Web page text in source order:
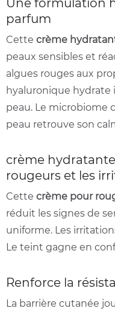
Une formulation
parfum
Cette crème
peaux sensibles et
algues rouges aux
hyaluronique
peau. Le microbiome
peau retrouve son
crème
rougeurs et les
Cette crème pour
réduit les signes de
uniforme. Les
Le teint gagne en
Renforce la
La barrière cutanée